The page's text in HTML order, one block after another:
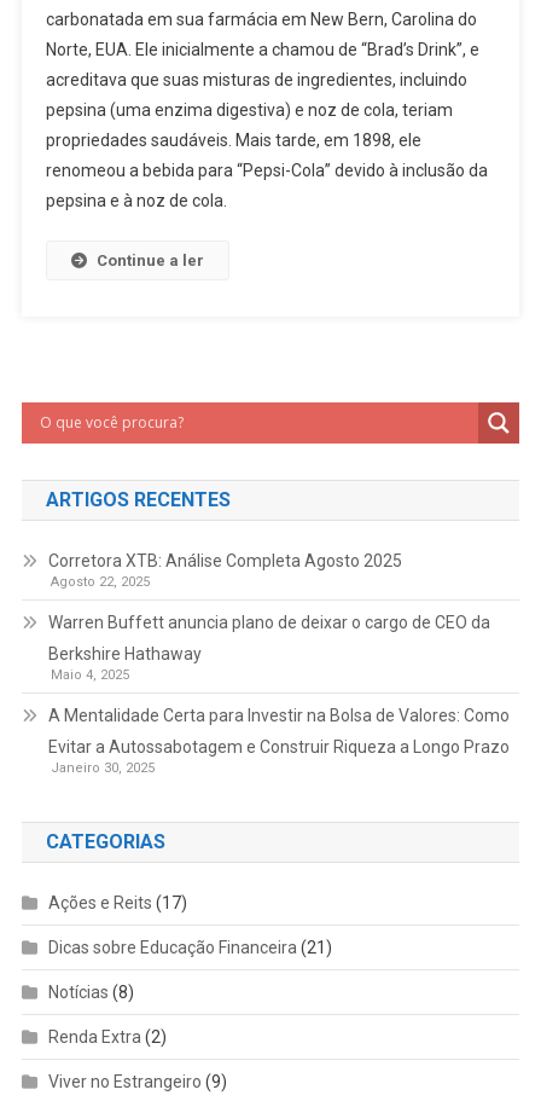
carbonatada em sua farmácia em New Bern, Carolina do
Norte, EUA. Ele inicialmente a chamou de “Brad’s Drink”, e
acreditava que suas misturas de ingredientes, incluindo
pepsina (uma enzima digestiva) e noz de cola, teriam
propriedades saudáveis. Mais tarde, em 1898, ele
renomeou a bebida para “Pepsi-Cola” devido à inclusão da
pepsina e à noz de cola.
Continue a ler
ARTIGOS RECENTES
Corretora XTB: Análise Completa Agosto 2025
Agosto 22, 2025
Warren Buffett anuncia plano de deixar o cargo de CEO da
Berkshire Hathaway
Maio 4, 2025
A Mentalidade Certa para Investir na Bolsa de Valores: Como
Evitar a Autossabotagem e Construir Riqueza a Longo Prazo
Janeiro 30, 2025
CATEGORIAS
Ações e Reits (17)
Dicas sobre Educação Financeira (21)
Notícias (8)
Renda Extra (2)
Viver no Estrangeiro (9)